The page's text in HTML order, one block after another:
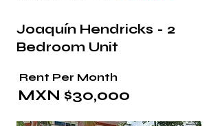
Joaquín Hendricks - 2
Bedroom Unit
Rent Per Month
MXN $30,000